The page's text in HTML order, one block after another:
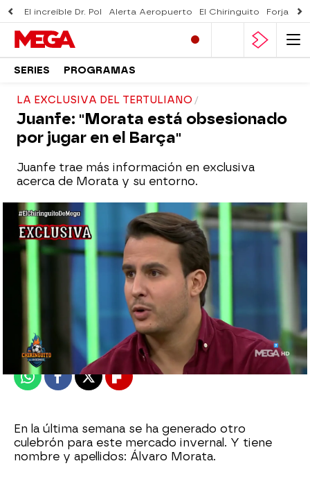
El increíble Dr. Pol Alerta Aeropuerto El Chiringuito Forjado
SERIES PROGRAMAS
LA EXCLUSIVA DEL TERTULIANO
Juanfe: "Morata está obsesionado
por jugar en el Barça"
Juanfe trae más información en exclusiva
acerca de Morata y su entorno.
Madrid
Publicado: 04 de enero de 2022, 02:16
WhatsappFacebook
X Flipboard
En la última semana se ha generado otro
culebrón para este mercado invernal. Y tiene
nombre y apellidos: Álvaro Morata.